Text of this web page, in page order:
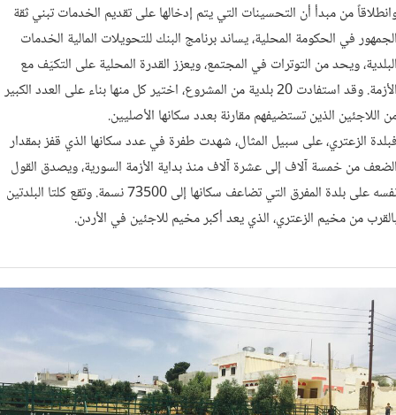
من مبدأ أن التحسينات التي يتم إدخالها على تقديم الخدمات تبني ثقة
في الحكومة المحلية، يساند برنامج البنك للتحويلات المالية الخدمات
ويحد من التوترات في المجتمع، ويعزز القدرة المحلية على التكيّف مع
الأزمة. وقد استفادت 20 بلدية من المشروع، اختير كل منها بناء على العدد الكبير
اللاجئين الذين تستضيفهم مقارنة بعدد سكانها الأصليين.
الزعتري، على سبيل المثال، شهدت طفرة في عدد سكانها الذي قفز بمقدار
من خمسة آلاف إلى عشرة آلاف منذ بداية الأزمة السورية، ويصدق القول
نفسه على بلدة المفرق التي تضاعف سكانها إلى 73500 نسمة. وتقع كلتا البلدتين
من مخيم الزعتري، الذي يعد أكبر مخيم للاجئين في الأردن.